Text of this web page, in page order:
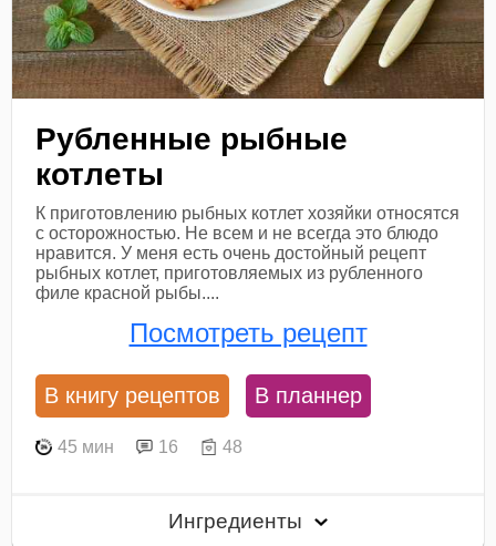
Рубленные рыбные
котлеты
К приготовлению рыбных котлет хозяйки относятся
с осторожностью. Не всем и не всегда это блюдо
нравится. У меня есть очень достойный рецепт
рыбных котлет, приготовляемых из рубленного
филе красной рыбы....
Посмотреть рецепт
В книгу рецептов В планнер
45 мин 16 48
Ингредиенты